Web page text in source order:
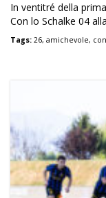
In ventitré della
Con lo Schalke 04
Tags: 26, amichevole,